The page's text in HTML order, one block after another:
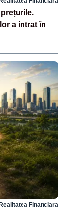
a intrat în
Financiara